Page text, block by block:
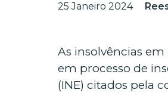
25 Janeiro 2024
As insolvências
em processo de
(INE) citados pela